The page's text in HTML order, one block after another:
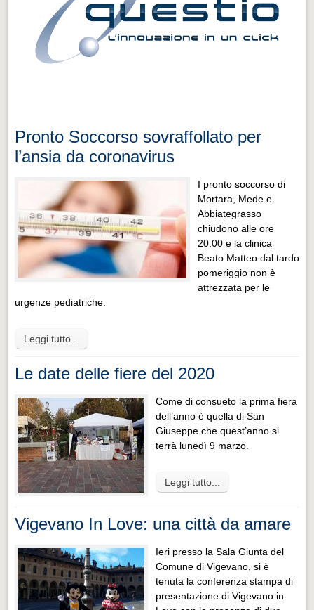
Pronto Soccorso sovraffollato per
l’ansia da coronavirus
I pronto soccorso di
Mortara, Mede e
Abbiategrasso
chiudono alle ore
20.00 e la clinica
Beato Matteo dal tardo
pomeriggio non è
attrezzata per le
urgenze pediatriche.
Leggi tutto...
Le date delle fiere del 2020
Come di consueto la prima fiera
dell’anno è quella di San
Giuseppe che quest’anno si
terrà lunedì 9 marzo.
Leggi tutto...
Vigevano In Love: una città da amare
Ieri presso la Sala Giunta del
Comune di Vigevano, si è
tenuta la conferenza stampa di
presentazione di Vigevano in